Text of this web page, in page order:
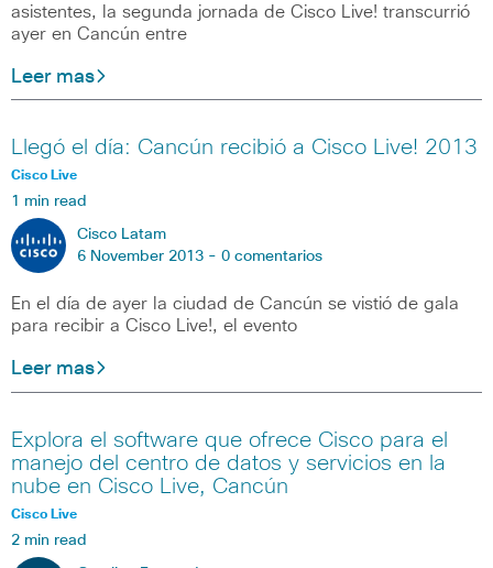
asistentes, la segunda jornada de Cisco Live! transcurrió
ayer en Cancún entre
Leer mas
Llegó el día: Cancún recibió a Cisco Live! 2013
Cisco Live
1 min read
Cisco Latam
6 November 2013 - 0 comentarios
En el día de ayer la ciudad de Cancún se vistió de gala
para recibir a Cisco Live!, el evento
Leer mas
Explora el software que ofrece Cisco para el
manejo del centro de datos y servicios en la
nube en Cisco Live, Cancún
Cisco Live
2 min read